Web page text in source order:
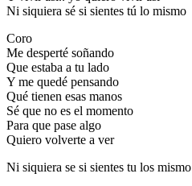
Ni siquiera sé si sientes tú lo mismo
Coro
Me desperté soñando
Que estaba a tu lado
Y me quedé pensando
Qué tienen esas manos
Sé que no es el momento
Para que pase algo
Quiero volverte a ver
Ni siquiera se si sientes tu los mismo